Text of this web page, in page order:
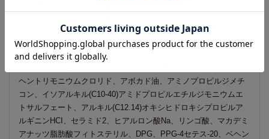
水、グリセリン、ジメチコン、セタノール、(アミノエチルアミノ
ヘントリモニウムクロリド、アボカド油、アミノプロピルジメチ
コン、イソアルキル(C10-40)アミドプロピルエチルジモニウムエ
トサルフェート、アルキル(C12.14)オキシヒドロキシプロピルア
ルギニンHCI、セラミド2、ヒアルロン酸Na、リンゴ酸、マカデミ
アナッツ脂肪酸フィトステリル、DPG、PPG-4セテス-20、ベヘン